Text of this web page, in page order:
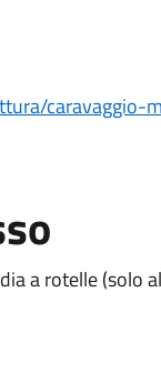
caravaggio-
a rotelle (solo